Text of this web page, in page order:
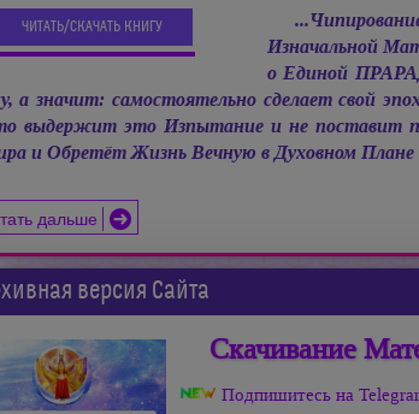
ЧИТАТЬ/СКАЧАТЬ КНИГУ
Изначальной
о Единой
а значит: самостоятельно сделает свой
выдержит это Изпытание и не поставит
и Обретёт Жизнь Вечную в Духовном
дальше
версия Сайта
Скачивание
Подпишитесь на